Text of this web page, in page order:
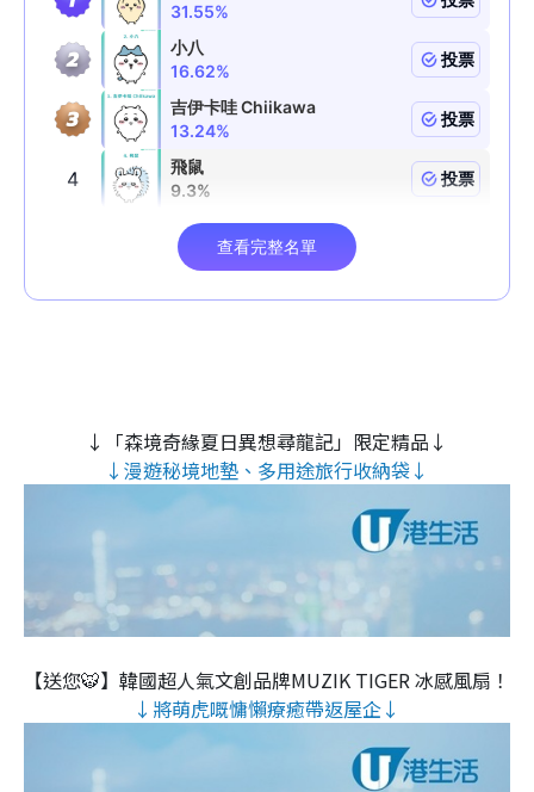
↓「森境奇緣夏日異想尋龍記」限定精品↓
↓漫遊秘境地墊、多用途旅行收納袋↓
【送您🐯】韓國超人氣文創品牌MUZIK TIGER 冰感風扇！
↓將萌虎嘅慵懶療癒帶返屋企↓